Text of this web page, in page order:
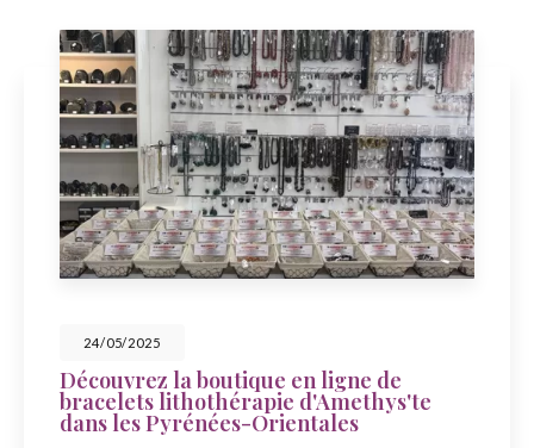
en ligne de
d'Amethys'te
Orientales
Célébrez la fête
Amethys'te à